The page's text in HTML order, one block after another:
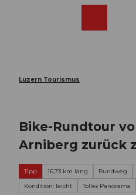
Luzern Tourismus
Bike-Rundtour
Arniberg zurück
Tipp 16,73 km lang Rundweg
Kondition: leicht
Tolles Panorama